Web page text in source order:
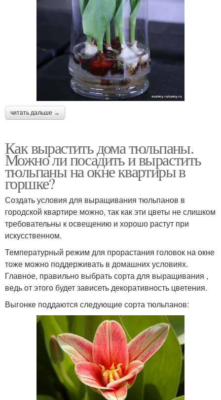
читать дальше →
Как вырастить дома тюльпаны.
Можно ли посадить и вырастить
тюльпаны на окне квартиры в
горшке?
Создать условия для выращивания тюльпанов в
городской квартире можно, так как эти цветы не слишком
требовательны к освещению и хорошо растут при
искусственном.
Температурный режим для прорастания головок на окне
тоже можно поддерживать в домашних условиях.
Главное, правильно выбрать сорта для выращивания ,
ведь от этого будет зависеть декоративность цветения.
Выгонке поддаются следующие сорта тюльпанов: